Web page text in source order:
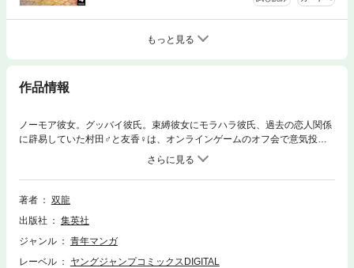
もっと見る
作品情報
ノーモア彼女。グッバイ彼氏。束縛彼女にモラハラ彼氏、過去の恋人関係
に辟易していた村田♂と友香♀は、オンラインゲームのオフ会で意気投合
し、そのままラブホテルへ。一夜限りでもなく、付き合う訳でもなく、身
体のみの関係でもない、ゆるくて気楽で、なおかつえっちぃ――自由な男
女が織りなす大人の日常系、スタート。
著者
双龍
出版社
集英社
ジャンル
青年マンガ
レーベル
ヤングジャンプコミックスDIGITAL